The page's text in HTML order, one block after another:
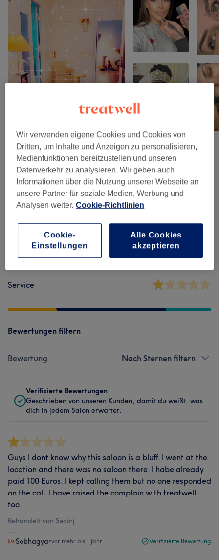
Salonbewertungen
1,0
Service
Bewertungen filtern
Bewertung Nach Sternen filtern
Verifizierte Bewertungen
Geschrieben von unseren Kunden, damit du weißt, was
dich in jedem Salon erwartet.
Guys I dont know why this saloon is a bluff. I went at the
location and there was no saloon there. I habe already
paid 100 Euros. I kept calling them but no one responded
on the call. I have raised the complain with treatwell
too.
Behandelt von Sevinj
Sobhagya•vor mehr als 1 Jahr Verifizierte Bewertung
Wir verwenden eigene Cookies und Cookies von
Dritten, um Inhalte und Anzeigen zu personalisieren,
Medienfunktionen bereitzustellen und unseren
Datenverkehr zu analysieren. Wir geben auch
Informationen über die Nutzung unserer Webseite an
unsere Partner für soziale Medien, Werbung und
Analysen weiter. Cookie-Richtlinien
Cookie-
Einstellungen
Alle Cookies
akzeptieren